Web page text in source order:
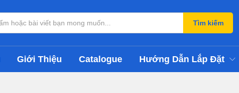
Tìm kiếm
Giới Thiệu Catalogue Hướng Dẫn Lắp Đặt